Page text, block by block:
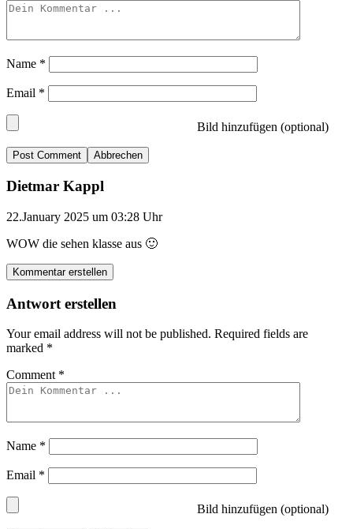
Name *
Email *
Bild hinzufügen (optional)
Abbrechen
Dietmar Kappl
22.January 2025 um 03:28 Uhr
WOW die sehen klasse aus 🙂
Kommentar erstellen
Antwort erstellen
Your email address will not be published. Required fields are
marked *
Comment *
Name *
Email *
Bild hinzufügen (optional)